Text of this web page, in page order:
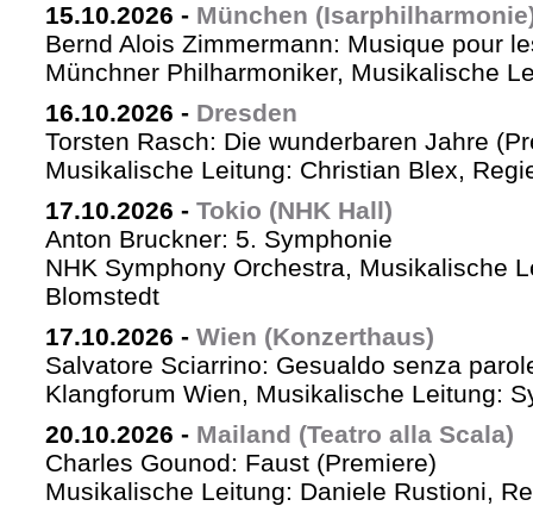
15.10.2026 - München
Bernd Alois Zimmermann: Musique pour
Münchner Philharmoniker, Musikalische
16.10.2026 - Dresden
Torsten Rasch: Die wunderbaren Jahre
Musikalische Leitung: Christian Blex,
17.10.2026 - Tokio (NHK Hall)
Anton Bruckner: 5. Symphonie
NHK Symphony Orchestra, Musikalische
Blomstedt
17.10.2026 - Wien (Konzerthaus)
Salvatore Sciarrino: Gesualdo senza
Klangforum Wien, Musikalische Leitung:
20.10.2026 - Mailand (Teatro alla Scala)
Charles Gounod: Faust (Premiere)
Musikalische Leitung: Daniele Rustioni,